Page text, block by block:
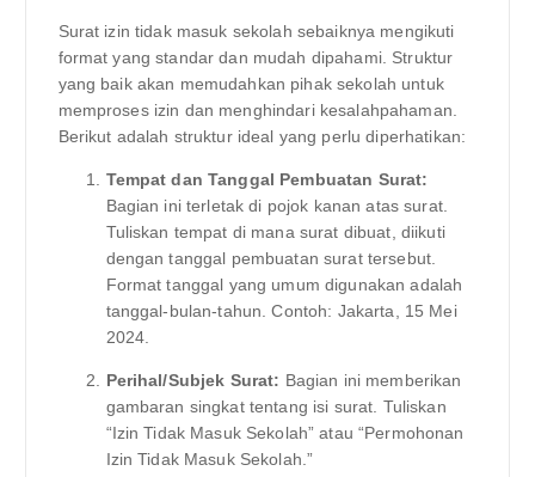
Surat izin tidak masuk sekolah sebaiknya mengikuti
format yang standar dan mudah dipahami. Struktur
yang baik akan memudahkan pihak sekolah untuk
memproses izin dan menghindari kesalahpahaman.
Berikut adalah struktur ideal yang perlu diperhatikan:
Tempat dan Tanggal Pembuatan Surat:
Bagian ini terletak di pojok kanan atas surat.
Tuliskan tempat di mana surat dibuat, diikuti
dengan tanggal pembuatan surat tersebut.
Format tanggal yang umum digunakan adalah
tanggal-bulan-tahun. Contoh: Jakarta, 15 Mei
2024.
Perihal/Subjek Surat: Bagian ini memberikan
gambaran singkat tentang isi surat. Tuliskan
“Izin Tidak Masuk Sekolah” atau “Permohonan
Izin Tidak Masuk Sekolah.”